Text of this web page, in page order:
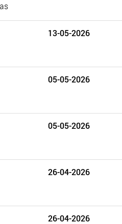
13-05-2026
05-05-2026
05-05-2026
26-04-2026
26-04-2026